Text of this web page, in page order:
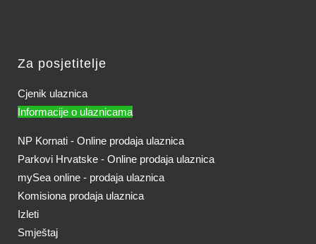
Za posjetitelje
Cjenik ulaznica
Informacije o ulaznicama
NP Kornati - Online prodaja ulaznica
Parkovi Hrvatske - Online prodaja ulaznica
mySea online - prodaja ulaznica
Komisiona prodaja ulaznica
Izleti
Smještaj